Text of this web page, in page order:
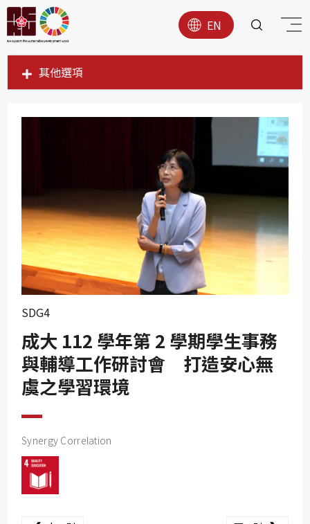
EN
其他選項
SDG1
SDG4
SDG5
SDG6
SDG7
SDG8
SDG9
SDG11
SDG12
SDG4
成大 112 學年第 2 學期學生事務
與輔導工作研討會 打造安心無
虞之學習環境
Synergy Correlation